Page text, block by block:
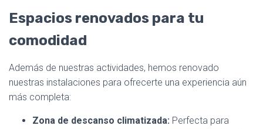
Espacios renovados para tu
comodidad
Además de nuestras actividades, hemos renovado
nuestras instalaciones para ofrecerte una experiencia aún
más completa:
Zona de descanso climatizada: Perfecta para